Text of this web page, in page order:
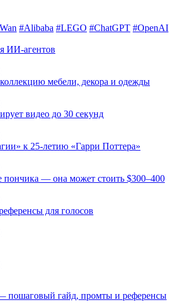
#Alibaba #LEGO #ChatGPT #OpenAI
ИИ-агентов
мебели, декора и одежды
видео до 30 секунд
к 25-летию «Гарри Поттера»
— она может стоить $300–400
для голосов